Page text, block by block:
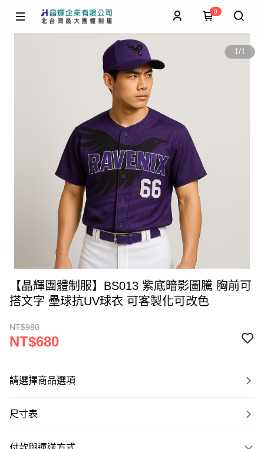
0
1/1
【晶輝團體制服】BS013 紫底暗影圖騰 胸前可
搭文字 壘球抗UV球衣 可客製化可改色
NT$980
NT$680
請選擇商品選項
尺寸表